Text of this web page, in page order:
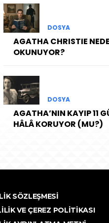
DOSYA
AGATHA CHRISTIE
OKUNUYOR?
DOSYA
AGATHA’NIN KAYIP 11
HÂLÂ KORUYOR (MU?)
SÖZLEŞMESI
VE ÇEREZ POLITIKASI